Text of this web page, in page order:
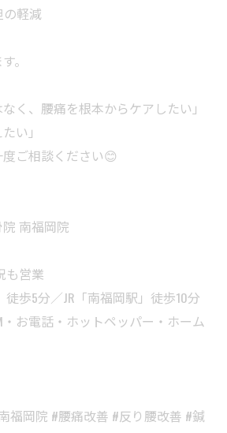
軽減
。
く、腰痛を根本からケアしたい」
い」
ご相談ください😊
南福岡院
も営業
歩5分／JR「南福岡駅」徒歩10分
・お電話・ホットペッパー・ホーム
福岡院 #腰痛改善 #反り腰改善 #鍼